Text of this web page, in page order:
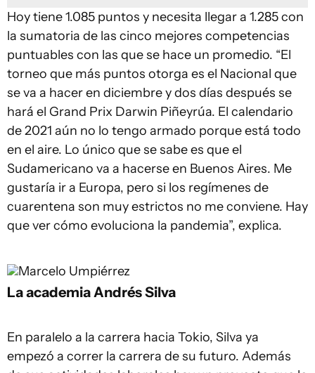
Hoy tiene 1.085 puntos y necesita llegar a 1.285 con
la sumatoria de las cinco mejores competencias
puntuables con las que se hace un promedio. “El
torneo que más puntos otorga es el Nacional que
se va a hacer en diciembre y dos días después se
hará el Grand Prix Darwin Piñeyrúa. El calendario
de 2021 aún no lo tengo armado porque está todo
en el aire. Lo único que se sabe es que el
Sudamericano va a hacerse en Buenos Aires. Me
gustaría ir a Europa, pero si los regímenes de
cuarentena son muy estrictos no me conviene. Hay
que ver cómo evoluciona la pandemia”, explica.
Marcelo Umpiérrez
La academia Andrés Silva
En paralelo a la carrera hacia Tokio, Silva ya
empezó a correr la carrera de su futuro. Además